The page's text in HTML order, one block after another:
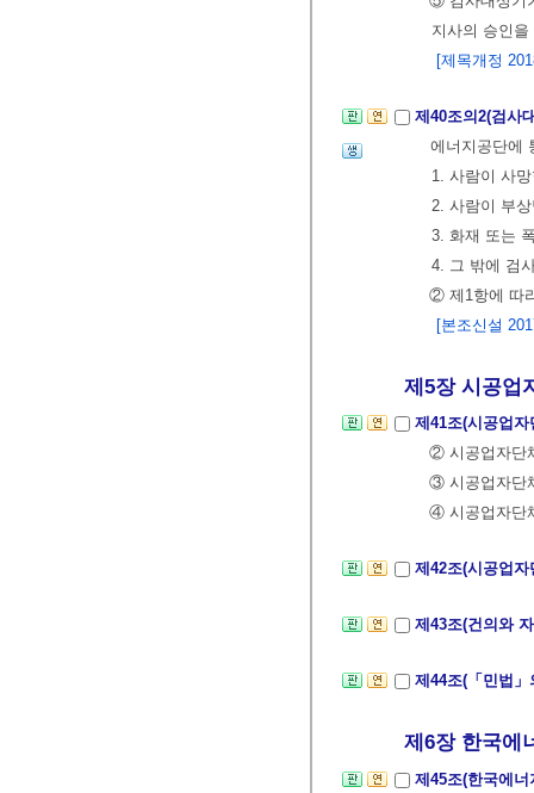
지사의 승인
[제목개정
제40조의2(검사
에너지공단에
1. 사람이 사
2. 사람이 부
3. 화재 또는
4. 그 밖에 검
② 제1항에 따
[본조신설
제5장 시공업
제41조(시공업
② 시공업자단
③ 시공업자단
④ 시공업자단
제42조(시공업
제43조(건의와
제44조(「민법
제6장 한국에
제45조(한국에